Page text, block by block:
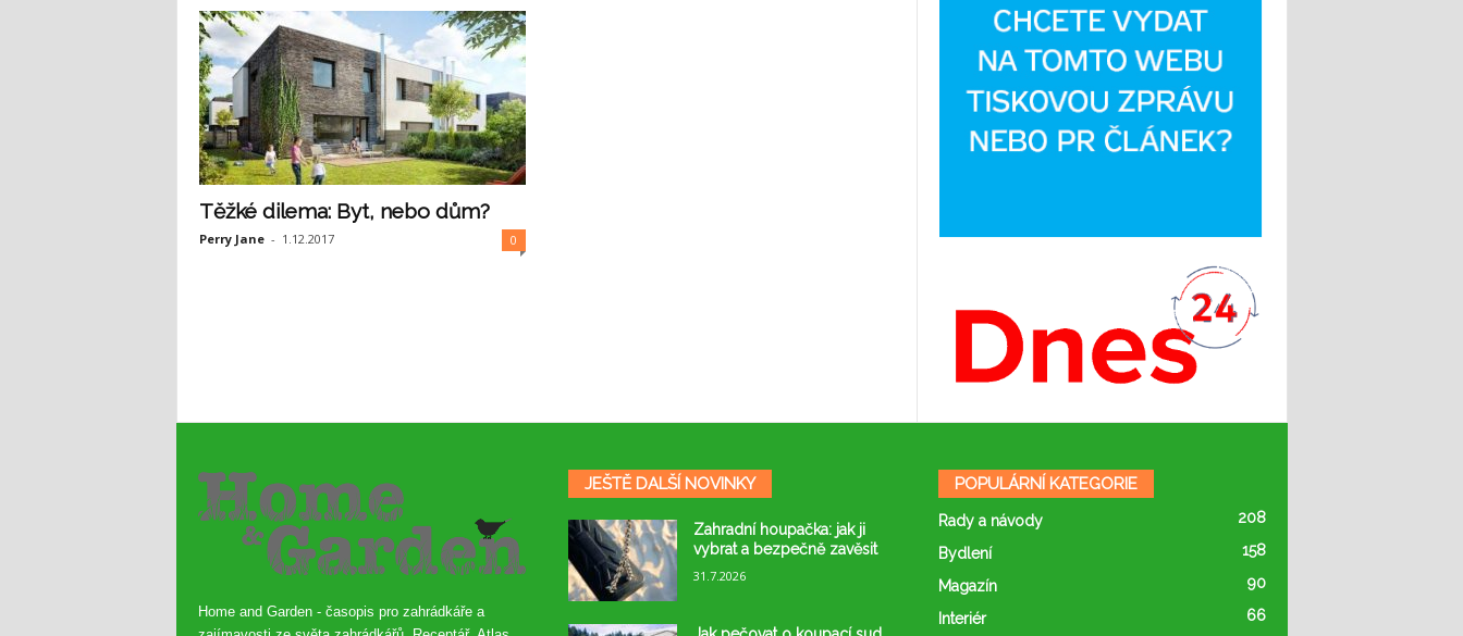
Těžké dilema: Byt, nebo dům?
Perry Jane - 1.12.2017 0
Home and Garden - časopis pro zahrádkáře a
JEŠTĚ DALŠÍ NOVINKY
Zahradní houpačka: jak ji
vybrat a bezpečně zavěsit
31.7.2026
POPULÁRNÍ KATEGORIE
Rady a návody 208
Bydlení 158
Magazín 90
Interiér 66